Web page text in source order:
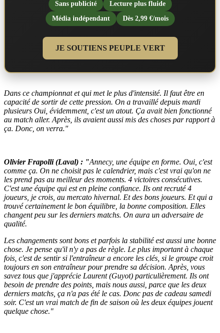
Sans publicité
Lecture plus fluide
Média indépendant
Dès 2,99 €/mois
JE SOUTIENS PEUPLE VERT
Dans ce championnat et qui met le plus d'intensité. Il faut être en
capacité de sortir de cette pression. On a travaillé depuis mardi
plusieurs Oui, évidemment, c'est un atout. Ça avait bien fonctionné
au match aller. Après, ils avaient aussi mis des choses par rapport à
ça. Donc, on verra."
Olivier Frapolli (Laval) : "Annecy, une équipe en forme. Oui, c'est
comme ça. On ne choisit pas le calendrier, mais c'est vrai qu'on ne
les prend pas au meilleur des moments. 4 victoires consécutives.
C'est une équipe qui est en pleine confiance. Ils ont recruté 4
joueurs, je crois, au mercato hivernal. Et des bons joueurs. Et qui a
trouvé certainement le bon équilibre, la bonne composition. Elles
changent peu sur les derniers matchs. On aura un adversaire de
qualité.
Les changements sont bons et parfois la stabilité est aussi une bonne
chose. Je pense qu'il n'y a pas de règle. Le plus important à chaque
fois, c'est de sentir si l'entraîneur a encore les clés, si le groupe croit
toujours en son entraîneur pour prendre sa décision. Après, vous
savez tous que j'apprécie Laurent (Guyot) particulièrement. Ils ont
besoin de prendre des points, mais nous aussi, parce que les deux
derniers matchs, ça n'a pas été le cas. Donc pas de cadeau samedi
soir. C'est un vrai match de fin de saison où les deux équipes jouent
quelque chose."